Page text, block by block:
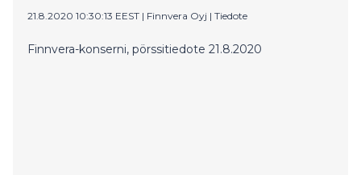
21.8.2020 10:30:13 EEST | Finnvera Oyj | Tiedote
Finnvera-konserni, pörssitiedote 21.8.2020